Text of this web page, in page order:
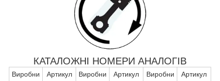
КАТАЛОЖНІ НОМЕРИ АНАЛОГІВ
Виробни
Артикул
Виробни
Артикул
Виробни
Артикул